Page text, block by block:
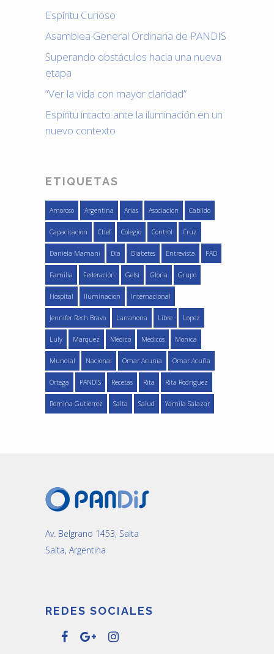
Espíritu Curioso
Asamblea General Ordinaria de PANDIS
Superando obstáculos hacia una nueva
etapa
“Ver la vida con mayor claridad”
Espíritu intacto ante la iluminación en un
nuevo contexto
ETIQUETAS
Amoroso Argentina Arias Asociacion Cabildo
Capacitacion Chef Colegio Control Cruz
Daniela Mamani Dia Diabetes Entrevista FAD
Familia Federación Gelsi Gloria Grupo
Hospital Iluminacion Internacional
Jennifer Rech Bravo Larrahona Libre Lopez
Luly Marquez Medico Medicos Monica
Mundial Nacional Omar Acunia Omar Acuña
Ortega PANDIS Recetas Rita Rita Rodriguez
Romina Gutierrez Salta Salud Yamila Salazar
Av. Belgrano 1453, Salta
Salta, Argentina
REDES SOCIALES